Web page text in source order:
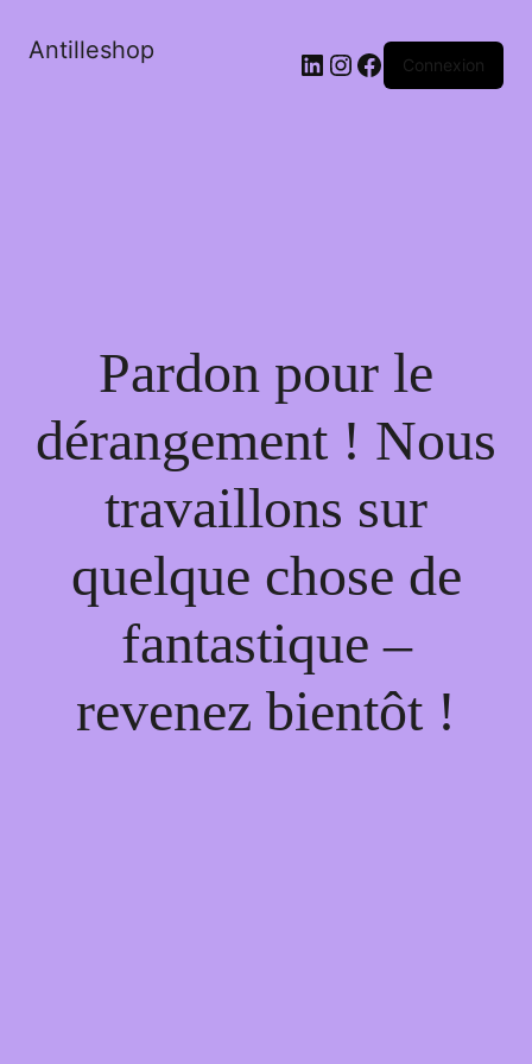
Antilleshop LinkedIn
Instagram
Facebook
Connexion
Pardon pour le
dérangement ! Nous
travaillons sur
quelque chose de
fantastique –
revenez bientôt !